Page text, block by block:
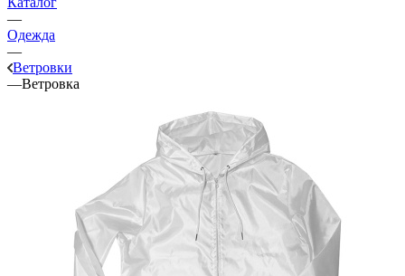
—
Одежда
—
Ветровки
—Ветровка